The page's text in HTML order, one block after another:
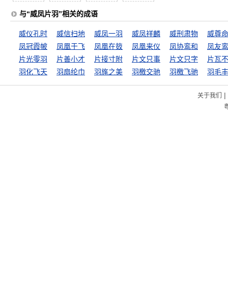
与“威凤片羽”相关的成语
威仪孔时 威信扫地 威凤一羽 威凤祥麟 威刑肃物
威尊
凤冠霞帔
凤凰于飞 凤凰在笯 凤凰来仪 凤协鸾和
凤友
片光零羽
片善小才 片接寸附 片文只事 片文只字
片瓦
羽化飞天
羽扇纶巾 羽旄之美 羽檄交驰 羽檄飞驰 羽毛
关于我们 |